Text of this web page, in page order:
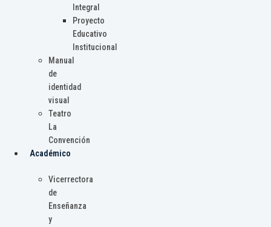
Integral
Proyecto
Educativo
Institucional
Manual
de
identidad
visual
Teatro
La
Convención
Académico
Vicerrectora
de
Enseñanza
y